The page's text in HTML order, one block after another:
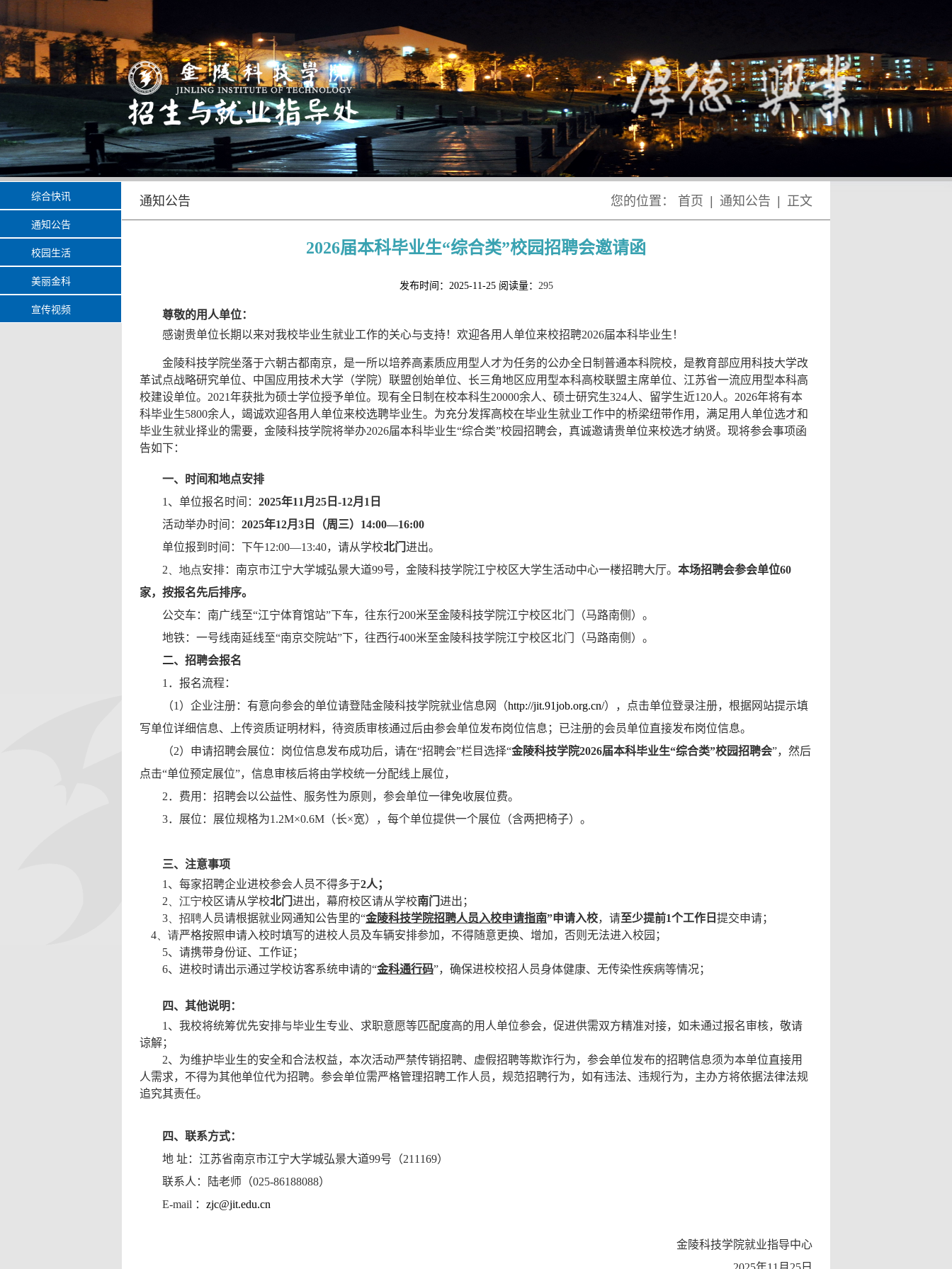
通知公告 您的位置： 首页 通知公告 正文
2026届本科毕业生“综合类”校园招聘会邀请函
发布时间：2025-11-25 阅读量： 295
尊敬的用人单位：
感谢贵单位长期以来对我校毕业生就业工作的关心与支持！欢迎各用人单位来校招聘2026届本科毕业生！
金陵科技学院坐落于六朝古都南京，是一所以培养高素质应用型人才为任务的公办全日制普通本科院校，是教育部应用科技大学改
革试点战略研究单位、中国应用技术大学（学院）联盟创始单位、长三角地区应用型本科高校联盟主席单位、江苏省一流应用型本科高
校建设单位。 2021年获批为硕士学位授予单位。现有全日制在校本科生20000余人、硕士研究生324人、留学生近120人。 2026年将有本
科毕业生5800余人，竭诚欢迎各用人单位来校选聘毕业生。为充分发挥高校在毕业生就业工作中的桥梁纽带作用，满足用人单位选才和
毕业生就业择业的需要，金陵科技学院将举办2026届本科毕业生“综合类”校园招聘会，真诚邀请贵单位来校选才纳贤。现将参会事项函
告如下：
一、时间和地点安排
1 、单位报名时间： 2025年11 月 25 日 -12月 1 日
活动举办时间： 2025年12月 3 日（周三） 14:00—16:00
单位报到时间：下午12:00—13:40，请从学校北门 进出。
2 、地点安排：南京市江宁大学城弘景大道99号，金陵科技学院江宁校区大学生活动中心一楼招聘大厅。 本场招聘会参会单位60
家，按报名先后排序。
公交车：南广线至“江宁体育馆站”下车，往东行200米至金陵科技学院江宁校区北门（马路南侧）。
地铁：一号线南延线至“南京交院站”下，往西行400米至金陵科技学院江宁校区北门（马路南侧）。
二、招聘会报名
1 ．报名流程：
（1 ）企业注册：有意向参会的单位请登陆金陵科技学院就业信息网（http://jit.91job.org.cn/），点击单位登录注册，根据网站提示填
写单位详细信息、上传资质证明材料，待资质审核通过后由参会单位发布岗位信息；已注册的会员单位直接发布岗位信息。
（2）申请招聘会展位：岗位信息发布成功后，请在“招聘会”栏目选择“金陵科技学院2026届本科毕业生“综合类”校园招聘会”，然后
点击“单位预定展位”，信息审核后将由学校统一分配线上展位，
2．费用：招聘会以公益性、服务性为原则，参会单位一律免收展位费。
3．展位：展位规格为1.2M×0.6M （长×宽），每个单位提供一个展位（含两把椅子）。
三、注意事项
1 、每家招聘企业进校参会人员不得多于2人；
2 、江宁校区请从学校北门 进出，幕府校区请从学校南门 进出；
3 、招聘人员请根据就业网通知公告里的“金陵科技学院招聘人员入校申请指南”申请入校，请至少提前1个工作日 提交申请；
4 、请严格按照申请入校时填写的进校人员及车辆安排参加，不得随意更换、增加，否则无法进入校园；
5、请携带身份证、工作证；
6、进校时请出示通过学校访客系统申请的“金科通行码”，确保进校校招人员身体健康、无传染性疾病等情况；
四、其他说明：
1 、我校将统筹优先安排与毕业生专业、求职意愿等匹配度高的用人单位参会，促进供需双方精准对接，如未通过报名审核，敬请
谅解；
2、为维护毕业生的安全和合法权益，本次活动严禁传销招聘、虚假招聘等欺诈行为，参会单位发布的招聘信息须为本单位直接用
人需求，不得为其他单位代为招聘。参会单位需严格管理招聘工作人员，规范招聘行为，如有违法、违规行为，主办方将依据法律法规
追究其责任。
四、联系方式：
地 址：江苏省南京市江宁大学城弘景大道99号（211169）
联系人：陆老师（025-86188088）
E-mail ： zjc@jit.edu.cn
金陵科技学院就业指导中心
综合快讯
通知公告
校园生活
美丽金科
宣传视频